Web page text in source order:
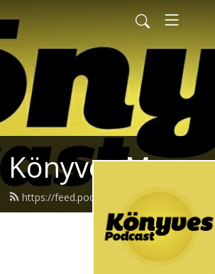
Könyves
https://feed.podbean.com/